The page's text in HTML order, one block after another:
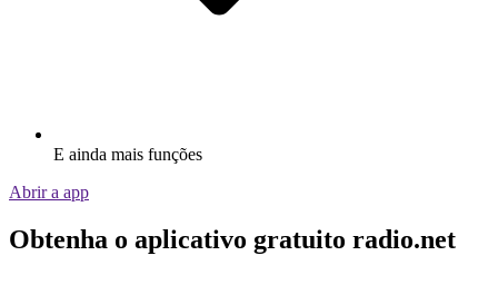
E ainda mais funções
Abrir a app
Obtenha o aplicativo gratuito radio.net